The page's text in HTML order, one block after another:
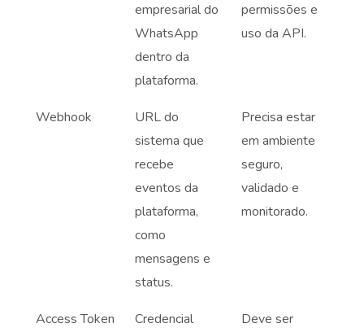
empresarial do
WhatsApp
dentro da
plataforma.
permissões e
uso da API.
Webhook
URL do
sistema que
recebe
eventos da
plataforma,
como
mensagens e
status.
Precisa estar
em ambiente
seguro,
validado e
monitorado.
Access Token
Credencial
Deve ser